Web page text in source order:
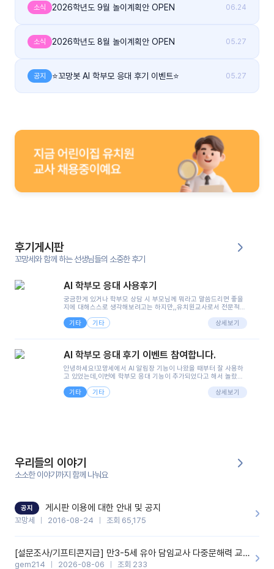
소식 2026학년도 9월 놀이계획안 OPEN 06.24
소식 2026학년도 8월 놀이계획안 OPEN 05.27
공지 ⭐꼬망봇 AI 학부모 응대 후기 이벤트⭐ 05.27
후기게시판
꼬망세와 함께 하는 선생님들의 소중한 후기
AI 학부모 응대 사용후기
궁금한게 있거나 학부모 상담 시 부모님께 뭐라고 말씀드리면 좋을
지에 대해스스로 생각해보려고는 하지만,,유치원교사로서 전문적인
려니 어려울때가...^^(저만 그런거 아니죠 ㅜㅜ)꼬망봇의 장점은 지
피티나 제미나이는 몇세이고 여자인지 남자인지 등그래도 좀 기본
정보를 제공하면서 물어봐야할 때가 있어그때마다 정보를 입력하는
으셔서 고민이 됐는데ai 학부모 응대를 써볼 수 있어서 좋았어요!앞
면..)그리고 제가 신입 때 이게 있었더라면 ㅜㅜㅜㅜ?응대 팁이 정말
좋은거 같아요지금은 그래도 아이들이 잘 이해 되지만초임 때는 정
말 어려워서 항상다른 선생님들께 도움을 요청했었거든요..ㅠ*일지
쓸 때도 좀 도움이 되는 거 같아요!
기타 기타 상세보기
AI 학부모 응대 후기 이벤트 참여합니다.
안녕하세요!꼬망세에서 AI 알림장 기능이 나왔을 때부터 잘 사용하
고 있었는데,이번에 학부모 응대 기능이 추가되었다고 해서 놀랐습
님 응대에 더 많은 부담을 느끼고 있습니다 ㅠㅠ이번에 제가 원에서
겪은 일과 학부모님께 전달드렸던 내용을 함께 보시고,저와 비슷한
을 많이 하는데,꼬망봇 덕분에 고민하는 시간을 줄이고 학부모님을
안심시킬 수 있었습니다.이 부분은 꼬망봇이 추가로 알려준 응대 tip
입니다.학부모님께 전화를 드리기 전에, 내용을 숙지하여 좀 더 전문
성 있는 교사가 되어 대화를 나눌 수 있었습니다.꼬망세 AI학부모 응
기능을 개발해 주셔서 감사합니다.
기타 기타 상세보기
우리들의 이야기
소소한 이야기까지 함께 나눠요
공지 게시판 이용에 대한 안내 및 공지
꼬망세 2016-08-24 조회 65,175
[설문조사/기프티콘지급] 만3-5세 유아 담임교사 다중문해력 교육 증진을 위한 설문조사
gem214 2026-08-06 조회 233